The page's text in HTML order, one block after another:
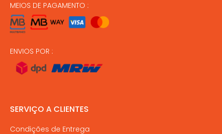
MEIOS DE PAGAMENTO :
ENVIOS POR :
SERVIÇO A CLIENTES
Condições de Entrega